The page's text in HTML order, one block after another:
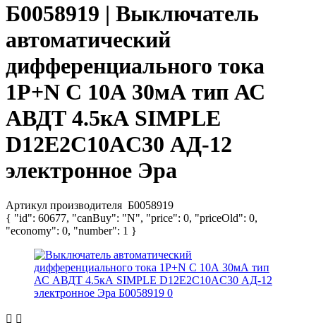
Б0058919 | Выключатель
автоматический
дифференциального тока
1P+N C 10А 30мА тип АС
АВДТ 4.5кА SIMPLE
D12E2C10AC30 АД-12
электронное Эра
Артикул производителя Б0058919
{ "id": 60677, "canBuy": "N", "price": 0, "priceOld": 0,
"economy": 0, "number": 1 }